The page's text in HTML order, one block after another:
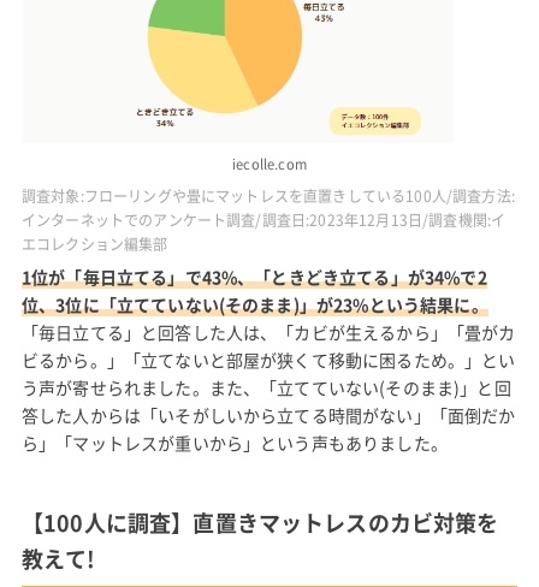
iecolle.com
調査対象:フローリングや畳にマットレスを直置きしている100人/調査方法:
インターネットでのアンケート調査/調査日:2023年12月13日/調査機関:イ
エコレクション編集部
1位が「毎日立てる」で43%、「ときどき立てる」が34%で2
位、3位に「立てていない(そのまま)」が23%という結果に。
「毎日立てる」と回答した人は、「カビが生えるから」「畳がカ
ビるから。」「立てないと部屋が狭くて移動に困るため。」とい
う声が寄せられました。また、「立てていない(そのまま)」と回
答した人からは「いそがしいから立てる時間がない」「面倒だか
ら」「マットレスが重いから」という声もありました。
【100人に調査】直置きマットレスのカビ対策を
教えて!